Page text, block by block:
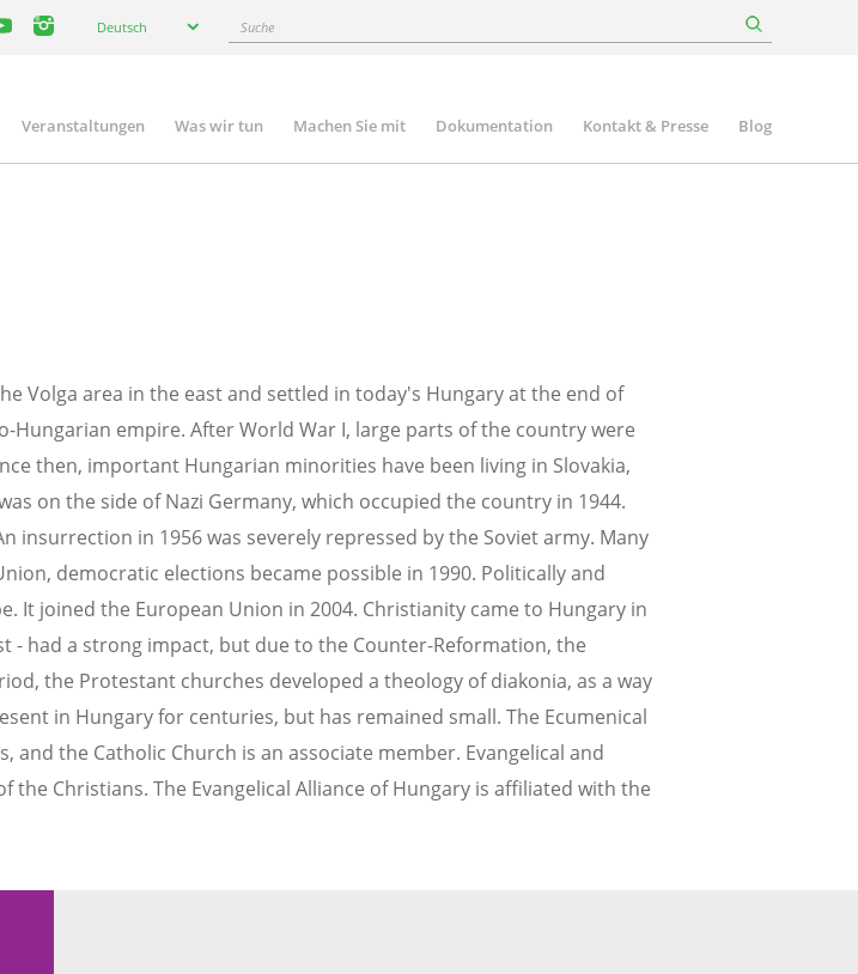
Deutsch Suche
Veranstaltungen Was wir tun Machen Sie mit Dokumentation Kontakt & Presse Blog
Volga area in the east and settled in today's Hungary at the end of
empire. After World War I, large parts of the country were
then, important Hungarian minorities have been living in Slovakia,
on the side of Nazi Germany, which occupied the country in 1944.
in 1956 was severely repressed by the Soviet army. Many
democratic elections became possible in 1990. Politically and
It joined the European Union in 2004. Christianity came to Hungary in
- had a strong impact, but due to the Counter-Reformation, the
the Protestant churches developed a theology of diakonia, as a way
in Hungary for centuries, but has remained small. The Ecumenical
the Catholic Church is an associate member. Evangelical and
Christians. The Evangelical Alliance of Hungary is affiliated with the